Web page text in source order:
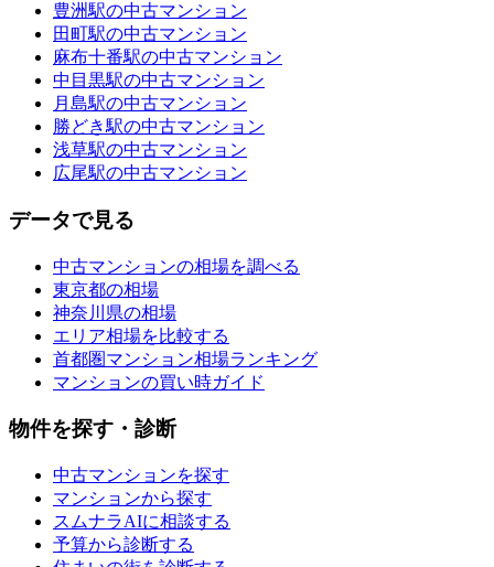
豊洲駅の中古マンション
田町駅の中古マンション
麻布十番駅の中古マンション
中目黒駅の中古マンション
月島駅の中古マンション
勝どき駅の中古マンション
浅草駅の中古マンション
広尾駅の中古マンション
データで見る
中古マンションの相場を調べる
東京都の相場
神奈川県の相場
エリア相場を比較する
首都圏マンション相場ランキング
マンションの買い時ガイド
物件を探す・診断
中古マンションを探す
マンションから探す
スムナラAIに相談する
予算から診断する